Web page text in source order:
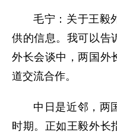
毛宁：关于王毅
供的信息。我可以告
外长会谈中，两国外
道交流合作。
中日是近邻，两
时期。正如王毅外长